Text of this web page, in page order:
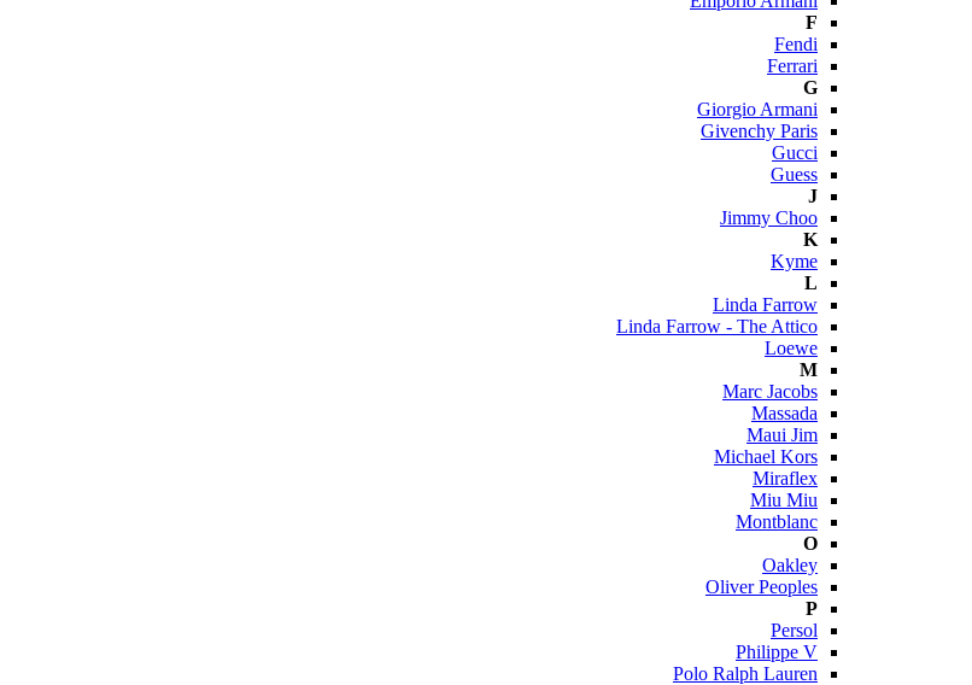
F
Fendi
Ferrari
G
Giorgio Armani
Givenchy Paris
Gucci
Guess
J
Jimmy Choo
K
Kyme
L
Linda Farrow
Linda Farrow - The Attico
Loewe
M
Marc Jacobs
Massada
Maui Jim
Michael Kors
Miraflex
Miu Miu
Montblanc
O
Oakley
Oliver Peoples
P
Persol
Philippe V
Polo Ralph Lauren